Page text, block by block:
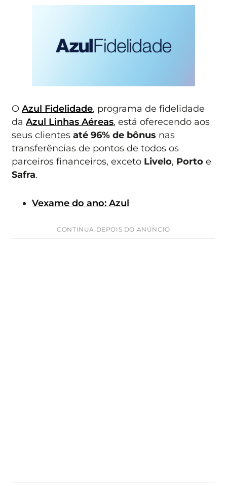
OAzul Fidelidade, programa de fidelidade
daAzul Linhas Aéreas, está oferecendo aos
seus clientesaté 96% de bônus nas
transferências de pontos de todos os
parceiros financeiros, exceto Livelo, Porto e
Safra.
Vexame do ano: Azul
CONTINUA DEPOIS DO ANÚNCIO